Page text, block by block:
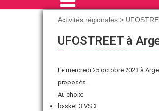
LE COMITÉ RÉGIONAL
RAIDS
FORMATIONS
Activités régionales >
UFOSTREET à
Le mercredi 25 octobre 2023 à
proposés.
Au choix:
basket 3 VS 3